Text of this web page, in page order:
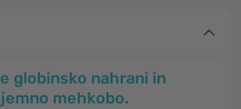
globinsko nahrani in
mehkobo.